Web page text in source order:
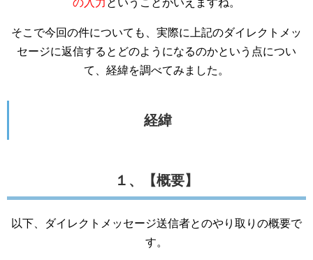
の入力 ということがいえますね。
そこで今回の件についても、実際に上記のダイレクトメッ
セージに返信するとどのようになるのかという点につい
て、経緯を調べてみました。
経緯
１、【概要】
以下、ダイレクトメッセージ送信者とのやり取りの概要で
す。